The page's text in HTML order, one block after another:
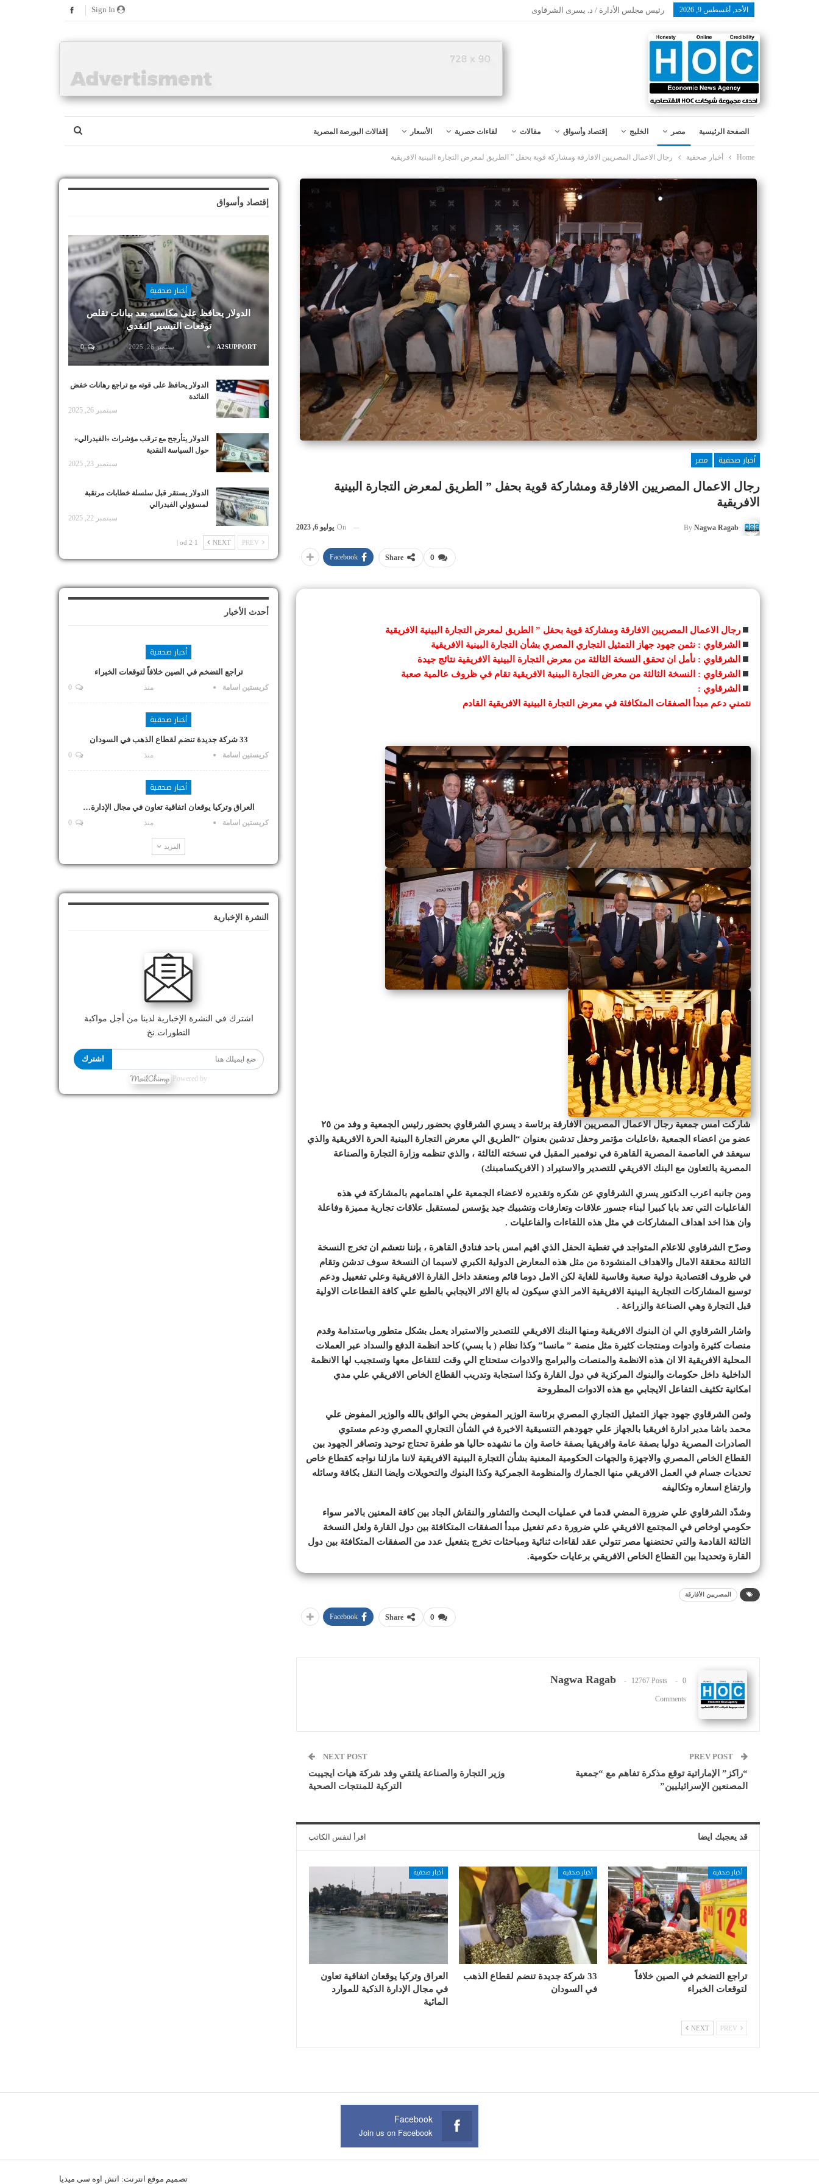
الأحد, أغسطس 9, 2026 رئيس مجلس الأدارة / د. يسرى الشرقاوى
الصفحة الرئيسية مصر الخليج إقتصاد وأسواق مقالات لقاءات حصرية الأسعار إقفالات البورصة المصرية
Home أخبار صحفية رجال الاعمال المصريين الافارقة ومشاركة قوية بحفل ” الطريق لمعرض التجارة البينية الافريقية
أخبار صحفية
مصر
رجال الاعمال المصريين الافارقة ومشاركة قوية بحفل ” الطريق لمعرض التجارة البينية
الافريقية
By Nagwa Ragab
On يوليو 6, 2023
0
Share
Facebook
رجال الاعمال المصريين الافارقة ومشاركة قوية بحفل ” الطريق لمعرض التجارة البينية الافريقية
الشرقاوي : نثمن جهود جهاز التمثيل التجاري المصري بشأن التجارة البينية الافريقية
الشرقاوي : نأمل ان تحقق النسخة الثالثة من معرض التجارة البينية الافريقية نتائج جيدة
الشرقاوي : النسخة الثالثة من معرض التجارة البينية الافريقية تقام في ظروف عالمية صعبة
الشرقاوي :
نتمني دعم مبدأ الصفقات المتكافئة في معرض التجارة البينية الافريقية القادم
شاركت امس جمعية رجال الاعمال المصريين الافارقة برئاسة د يسري الشرقاوي بحضور رئيس الجمعية و وفد من ٢٥
عضو من اعضاء الجمعية ،فاعليات مؤتمر وحفل تدشين بعنوان “الطريق الي معرض التجارة البينية الحرة الافريقية والذي
سيعقد في العاصمة المصرية القاهرة في نوفمبر المقبل في نسخته الثالثة ، والذي تنظمه وزارة التجارة والصناعة
المصرية بالتعاون مع البنك الافريقي للتصدير والاستيراد ( الافريكسامبنك)
ومن جانبه اعرب الدكتور يسري الشرقاوي عن شكره وتقديره لاعضاء الجمعية علي اهتمامهم بالمشاركة في هذه
الفاعليات التي تعد بابا كبيرا لبناء جسور علاقات وتعارفات وتشبيك جيد يؤسس لمستقبل علاقات تجارية مميزة وفاعلة
وان هذا اخد اهداف المشاركات في مثل هذه اللقاءات والفاعليات .
وصرّح الشرقاوي للاعلام المتواجد في تغطية الحفل الذي اقيم امس باحد فنادق القاهرة ، بإننا نتعشم ان تخرج النسخة
الثالثة محققة الامال والاهداف المنشودة من مثل هذه المعارض الدولية الكبري لاسيما ان النسخة سوف تدشن وتقام
في ظروف اقتصادية دولية صعبة وقاسية للغاية لكن الامل دوما قائم ومنعقد داخل القارة الافريقية وعلي تفعييل ودعم
توسيع المشاركات التجارية البينية الافريقية الامر الذي سيكون له بالغ الاثر الايجابي بالطبع علي كافة القطاعات الاولية
قبل التجارة وهي الصناعة والزراعة .
واشار الشرقاوي الي ان البنوك الافريقية ومنها البنك الافريقي للتصدير والاستيراد يعمل بشكل متطور وباستدامة وقدم
منصات كثيرة وادوات ومنتجات كثيرة مثل منصة ” مانسا” وكذا نظام ( با بسي) كاحد انظمة الدفع والسداد عبر العملات
المحلية الافريقية الا ان هذه الانظمة والمنصات والبرامج والادوات ستحتاج الي وقت لتتفاعل معها وتستجيب لها الانظمة
الداخلية داخل حكومات والبنوك المركزية في دول القارة وكذا استجابة وتدريب القطاع الخاص الافريقي علي مدي
امكانية تكثيف التفاعل الايجابي مع هذه الادوات المطروحة
وثمن الشرقاوي جهود جهاز التمثيل التجاري المصري برئاسة الوزير المفوض بحي الواثق بالله والوزير المفوض علي
محمد باشا مدير ادارة افريقيا بالجهاز علي جهودهم التنسيقية الاخيرة في الشأن التجاري المصري ودعم مستوي
الصادرات المصرية دوليا بصفة عامة وافريقيا بصفة خاصة وان ما نشهده حاليا هو طفرة تحتاج توحيد وتصافر الجهود بين
القطاع الخاص المصري والاجهزة والجهات الحكومية المعنية بشأن التجارة البينية الافريقية لاننا مازلنا نواجه كقطاع خاص
تحديات جسام في العمل الافريقي منها الجمارك والمنظومة الجمركية وكذا البنوك والتحويلات وايضا النقل بكافة وسائله
وارتفاع اسعاره وتكاليفه
وشدّد الشرقاوي علي ضرورة المضي قدما في عمليات البحث والتشاور والنقاش الجاد بين كافة المعنين بالامر سواء
حكومي اوخاص في المجتمع الافريقي علي ضرورة دعم تفعيل مبدأ الصفقات المتكافئة بين دول القارة ولعل النسخة
الثالثة القادمة والتي تحتضنها مصر تتولي عقد لقاءات ثنائية ومباحثات تخرج بتفعيل عدد من الصفقات المتكافئة بين دول
القارة وتحديدا بين القطاع الخاص الافريقي برعايات حكومية.
المصريين الأفارقة
0
Share
Facebook
Nagwa Ragab 12767 Posts 0
Comments
“راكز” الإماراتية توقع مذكرة تفاهم مع “جمعية
المصنعين الإسرائيليين”
NEXT POST
وزير التجارة والصناعة يلتقي وفد شركة هيات ايجيبت
التركية للمنتجات الصحية
قد يعجبك ايضا اقرأ لنفس الكاتب
أخبار صحفية
تراجع التضخم في الصين خلافاً
لتوقعات الخبراء
أخبار صحفية
33 شركة جديدة تنضم لقطاع الذهب
في السودان
أخبار صحفية
العراق وتركيا يوقعان اتفاقية تعاون
في مجال الإدارة الذكية للموارد
المائية
NEXT
إقتصاد وأسواق
أخبار صحفية
الدولار يحافظ على مكاسبه بعد بيانات تقلص
توقعات التيسير النقدي
A2SUPPORT سبتمبر 26, 2025 0
الدولار يحافظ على قوته مع تراجع رهانات خفض
الفائدة
سبتمبر 26, 2025
الدولار يتأرجح مع ترقب مؤشرات «الفيدرالي»
حول السياسة النقدية
سبتمبر 23, 2025
الدولار يستقر قبل سلسلة خطابات مرتقبة
لمسؤولي الفيدرالي
سبتمبر 22, 2025
NEXT
1 od 2 |
أحدث الأخبار
أخبار صحفية
تراجع التضخم في الصين خلافاً لتوقعات الخبراء
كريستين اسامة منذ
أخبار صحفية
33 شركة جديدة تنضم لقطاع الذهب في السودان
كريستين اسامة منذ
أخبار صحفية
العراق وتركيا يوقعان اتفاقية تعاون في مجال الإدارة…
كريستين اسامة منذ
المزيد
النشرة الإخبارية
اشترك في النشرة الإخبارية لدينا من أجل مواكبة
التطورات.نخ
اشترك
Powered by
Facebook
Join us on Facebook
تصميم موقع انترنت: اتش اوه سى ميديا